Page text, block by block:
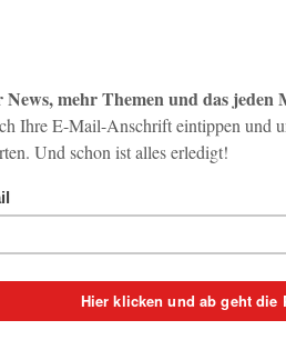
http://www.airliners.net/Wiki)